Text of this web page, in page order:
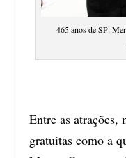
465 anos de SP:
Entre as atrações,
gratuitas como a